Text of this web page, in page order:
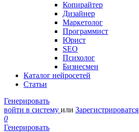
Копирайтер
Дизайнер
Маркетолог
Программист
Юрист
SEO
Психолог
Бизнесмен
Каталог нейросетей
Статьи
Генерировать
войти в систему или Зарегистрироватся
0
Генерировать